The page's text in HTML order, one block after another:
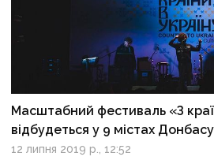
Масштабний фестиваль «З
відбудеться у 9 містах Донбасу
12 липня 2019 р., 12:52